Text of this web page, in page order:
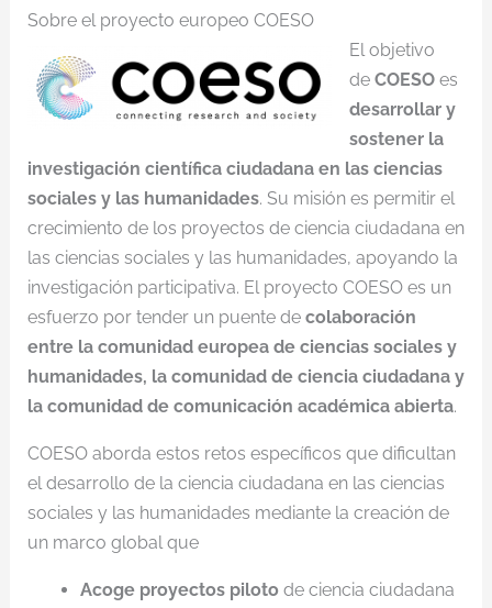
Sobre el proyecto europeo COESO
El objetivo
de COESOes
desarrollar y
sostener la
investigación científica ciudadana en las ciencias
sociales y las humanidades. Su misión es permitir el
crecimiento de los proyectos de ciencia ciudadana en
las ciencias sociales y las humanidades, apoyando la
investigación participativa. El proyecto COESO es un
esfuerzo por tender un puente de colaboración
entre la comunidad europea de ciencias sociales y
humanidades, la comunidad de ciencia ciudadana y
la comunidad de comunicación académica abierta.
COESO aborda estos retos específicos que dificultan
el desarrollo de la ciencia ciudadana en las ciencias
sociales y las humanidades mediante la creación de
un marco global que
Acoge proyectos pilotode ciencia ciudadana